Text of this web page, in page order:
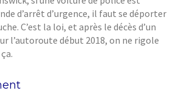
d’arrêt d’urgence, il faut se déporter
C’est la loi, et après le décès d’un
l’autoroute début 2018, on ne rigole